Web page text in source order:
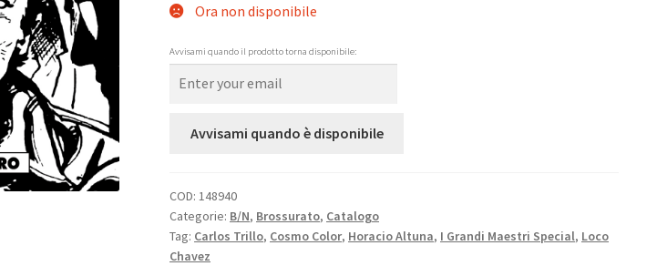
Ora non disponibile
Avvisami quando il prodotto torna disponibile:
Avvisami quando è disponibile
COD: 148940
Categorie: B/N, Brossurato, Catalogo
Tag: Carlos Trillo, Cosmo Color, Horacio Altuna, I Grandi Maestri Special, Loco
Chavez